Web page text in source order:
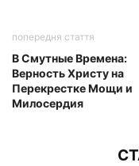
попередня стаття
В Смутные Времена:
Верность Христу на
Перекрестке Мощи и
Милосердия